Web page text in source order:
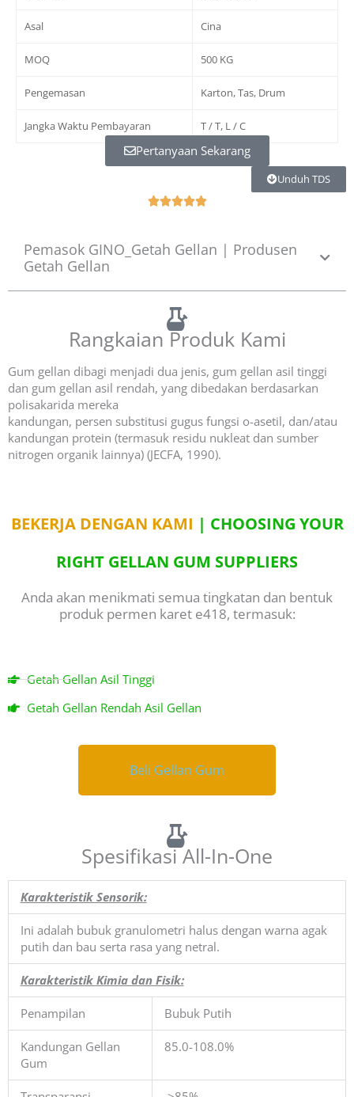
Asal Cina
MOQ 500 KG
Pengemasan Karton, Tas, Drum
Jangka Waktu Pembayaran T / T, L / C
Pertanyaan Sekarang
Unduh TDS
N
é
5
Pemasok GINO_Getah Gellan | Produsen
Getah Gellan
Rangkaian Produk Kami
Gum gellan dibagi menjadi dua jenis, gum gellan asil tinggi
dan gum gellan asil rendah, yang dibedakan berdasarkan
polisakarida mereka
kandungan, persen substitusi gugus fungsi o-asetil, dan/atau
kandungan protein (termasuk residu nukleat dan sumber
nitrogen organik lainnya) (JECFA, 1990).
BEKERJA DENGAN KAMI | CHOOSING YOUR
RIGHT GELLAN GUM SUPPLIERS
Anda akan menikmati semua tingkatan dan bentuk
produk permen karet e418, termasuk:
Getah Gellan Asil Tinggi
Getah Gellan Rendah Asil Gellan
Beli Gellan Gum
Beli Gellan Gum
Spesifikasi All-In-One
Karakteristik Sensorik:
Ini adalah bubuk granulometri halus dengan warna agak
putih dan bau serta rasa yang netral.
Karakteristik Kimia dan Fisik:
Penampilan Bubuk Putih
Kandungan Gellan
Gum
85.0-108.0%